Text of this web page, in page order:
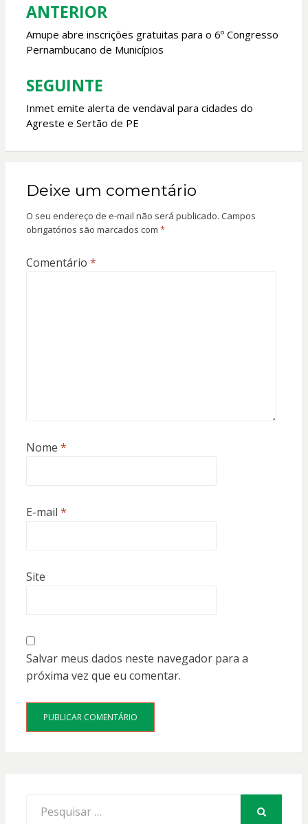
k p
Navegação
de
Post
ANTERIOR
Amupe abre inscrições gratuitas para o 6º Congresso
Pernambucano de Municípios
SEGUINTE
Inmet emite alerta de vendaval para cidades do
Agreste e Sertão de PE
Deixe um comentário
O seu endereço de e-mail não será publicado. Campos
obrigatórios são marcados com *
Comentário *
Nome *
E-mail *
Site
Salvar meus dados neste navegador para a
próxima vez que eu comentar.
por: